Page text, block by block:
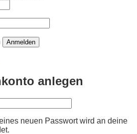
Anmelden
anlegen
neuen Passwort wird an deine